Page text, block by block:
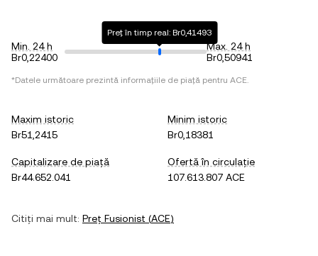
Min. 24 h
Br0,22400
Preț în timp real: Br0,41493
Max. 24 h
Br0,50941
*Datele următoare prezintă informațiile de piață pentru ACE.
Maxim istoric
Br51,2415
Minim istoric
Br0,18381
Capitalizare de piață
Br44.652.041
Ofertă în circulație
107.613.807 ACE
Citiți mai mult: Preț Fusionist (ACE)